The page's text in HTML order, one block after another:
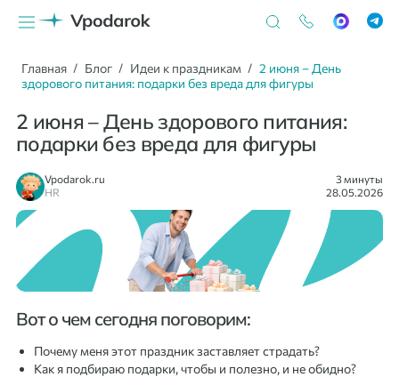
Главная Блог Идеи к праздникам
2 июня – День
здорового питания: подарки без вреда для фигуры
2 июня – День здорового питания:
подарки без вреда для фигуры
Vpodarok.ru
HR
3 минуты
28.05.2026
Вот о чем сегодня поговорим:
Почему меня этот праздник заставляет страдать?
Как я подбираю подарки, чтобы и полезно, и не обидно?